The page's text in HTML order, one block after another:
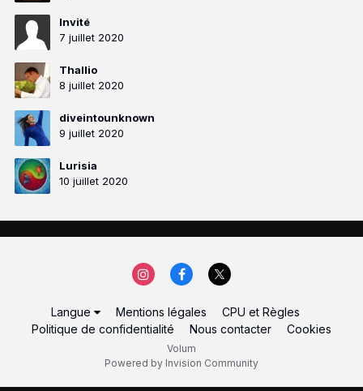
Invité
7 juillet 2020
Thallio
8 juillet 2020
diveintounknown
9 juillet 2020
Lurisia
10 juillet 2020
Langue Mentions légales
CPU et Règles
Politique de confidentialité
Nous contacter Cookies
Volum
Powered by Invision Community